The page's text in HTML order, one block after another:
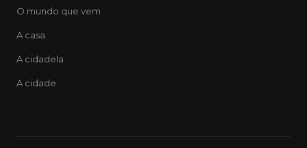
O mundo que vem
A casa
A cidadela
A cidade